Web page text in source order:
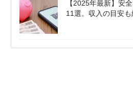
【2025年最新】安
11選。収入の目安も